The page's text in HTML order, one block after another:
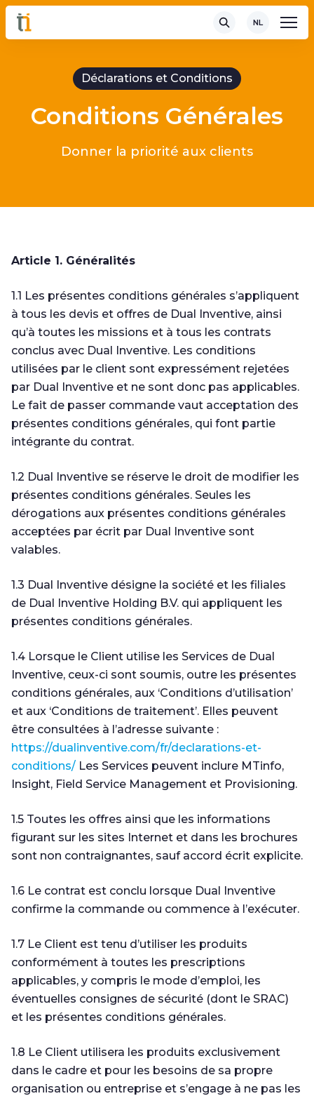
NL
Déclarations et Conditions
Conditions Générales
Donner la priorité aux clients
Article 1. Généralités
1.1 Les présentes conditions générales s’appliquent
à tous les devis et offres de Dual Inventive, ainsi
qu’à toutes les missions et à tous les contrats
conclus avec Dual Inventive. Les conditions
utilisées par le client sont expressément rejetées
par Dual Inventive et ne sont donc pas applicables.
Le fait de passer commande vaut acceptation des
présentes conditions générales, qui font partie
intégrante du contrat.
1.2 Dual Inventive se réserve le droit de modifier les
présentes conditions générales. Seules les
dérogations aux présentes conditions générales
acceptées par écrit par Dual Inventive sont
valables.
1.3 Dual Inventive désigne la société et les filiales
de Dual Inventive Holding B.V. qui appliquent les
présentes conditions générales.
1.4 Lorsque le Client utilise les Services de Dual
Inventive, ceux-ci sont soumis, outre les présentes
conditions générales, aux ‘Conditions d’utilisation’
et aux ‘Conditions de traitement’. Elles peuvent
être consultées à l’adresse suivante :
https://dualinventive.com/fr/declarations-et-
conditions/ Les Services peuvent inclure MTinfo,
Insight, Field Service Management et Provisioning.
1.5 Toutes les offres ainsi que les informations
figurant sur les sites Internet et dans les brochures
sont non contraignantes, sauf accord écrit explicite.
1.6 Le contrat est conclu lorsque Dual Inventive
confirme la commande ou commence à l’exécuter.
1.7 Le Client est tenu d’utiliser les produits
conformément à toutes les prescriptions
applicables, y compris le mode d’emploi, les
éventuelles consignes de sécurité (dont le SRAC)
et les présentes conditions générales.
1.8 Le Client utilisera les produits exclusivement
dans le cadre et pour les besoins de sa propre
organisation ou entreprise et s’engage à ne pas les